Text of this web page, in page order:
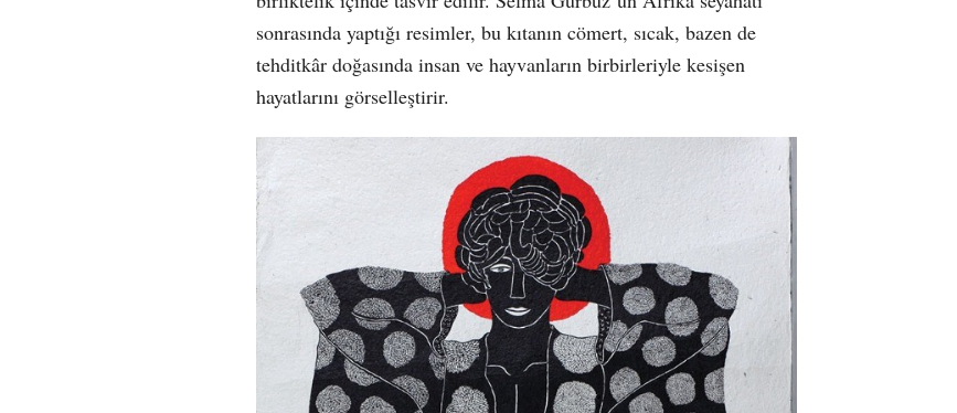
sonrasında yaptığı resimler, bu kıtanın cömert, sıcak, bazen de
tehditkâr doğasında insan ve hayvanların birbirleriyle kesişen
hayatlarını görselleştirir.